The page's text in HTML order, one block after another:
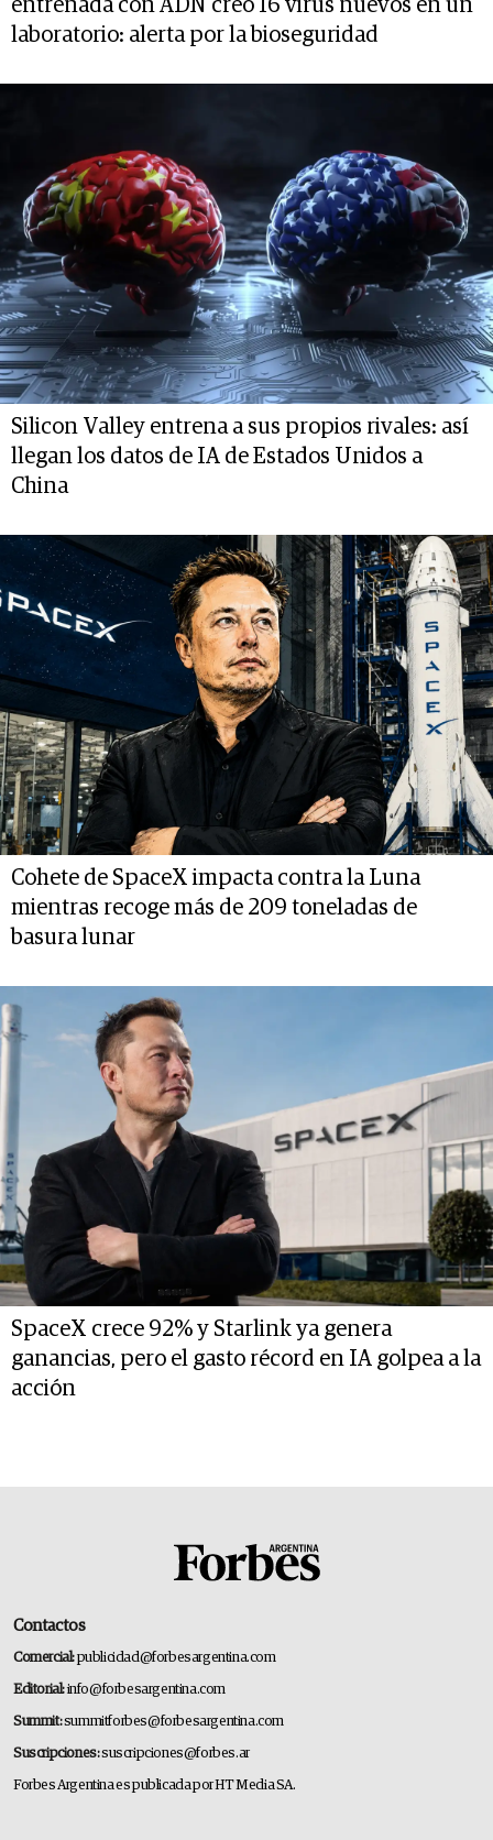
entrenada con ADN creó 16 virus nuevos en un
laboratorio: alerta por la bioseguridad
Silicon Valley entrena a sus propios rivales: así
llegan los datos de IA de Estados Unidos a
China
Cohete de SpaceX impacta contra la Luna
mientras recoge más de 209 toneladas de
basura lunar
SpaceX crece 92% y Starlink ya genera
ganancias, pero el gasto récord en IA golpea a la
acción
Contactos
Comercial:publicidad@forbesargentina.com
Editorial:info@forbesargentina.com
Summit:summitforbes@forbesargentina.com
Suscripciones:suscripciones@forbes.ar
Forbes Argentina es publicada por HT Media SA.